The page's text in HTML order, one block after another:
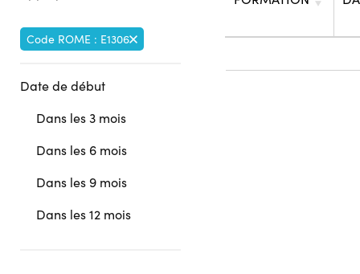
Code ROME : E1306
Date de début
Dans les 3 mois
Dans les 6 mois
Dans les 9 mois
Dans les 12 mois